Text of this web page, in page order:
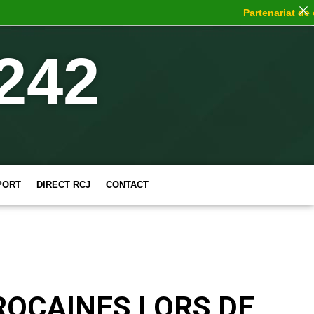
DIRECT RCJ CONTACT
LORS DE
Partenariat de choc